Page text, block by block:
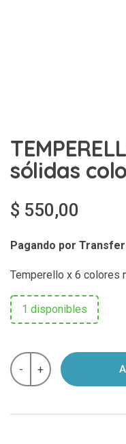
sólidas
$ 550,00
Pagando por
Temperello x 6 colores
1 disponibles
-
TEMPERELLO
témperas
+